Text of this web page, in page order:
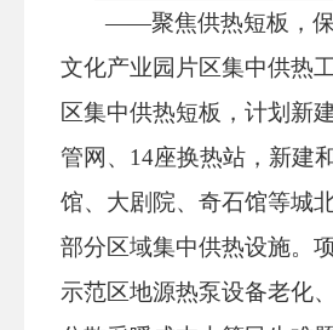
——聚焦供热短板，保
文化产业园片区集中供热
区集中供热短板，计划新
管网、14座换热站，新建
馆、大剧院、奇石馆等城
部分区域集中供热设施。
示范区地源热泵设备老化